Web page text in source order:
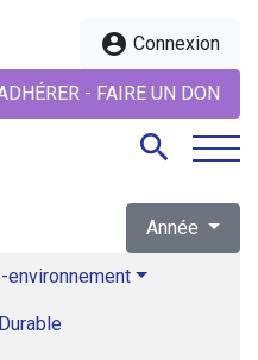
account_circle Connexion
- FAIRE UN DON
search
Année
environnement